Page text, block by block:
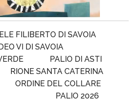
FILIBERTO DI SAVOIA
VI DI SAVOIA
PALIO DI ASTI
RIONE SANTA CATERINA
ORDINE DEL COLLARE
PALIO 2026